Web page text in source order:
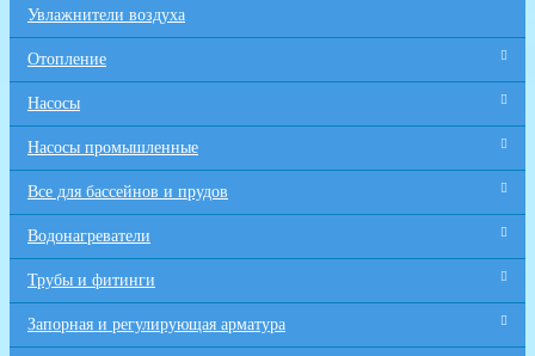
Увлажнители воздуха
Отопление
Насосы
Насосы промышленные
Все для бaссейнов и прудов
Водонагреватели
Трубы и фитинги
Запорная и регулирующая арматура